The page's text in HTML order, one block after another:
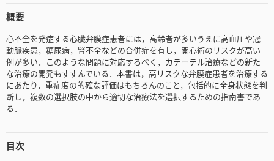
概要
心不全を発症する心臓弁膜症患者には，高齢者が多いうえに高血圧や冠
動脈疾患，糖尿病，腎不全などの合併症を有し，開心術のリスクが高い
例が多い．このような問題に対応するべく，カテーテル治療などの新た
な治療の開発もすすんでいる．本書は，高リスクな弁膜症患者を治療する
にあたり，重症度の的確な評価はもちろんのこと，包括的に全身状態を判
断し，複数の選択肢の中から適切な治療法を選択するための指南書であ
る．
目次